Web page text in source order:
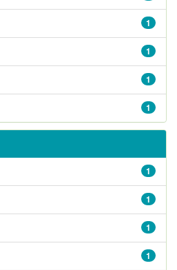
1
1
1
1
1
1
1
1